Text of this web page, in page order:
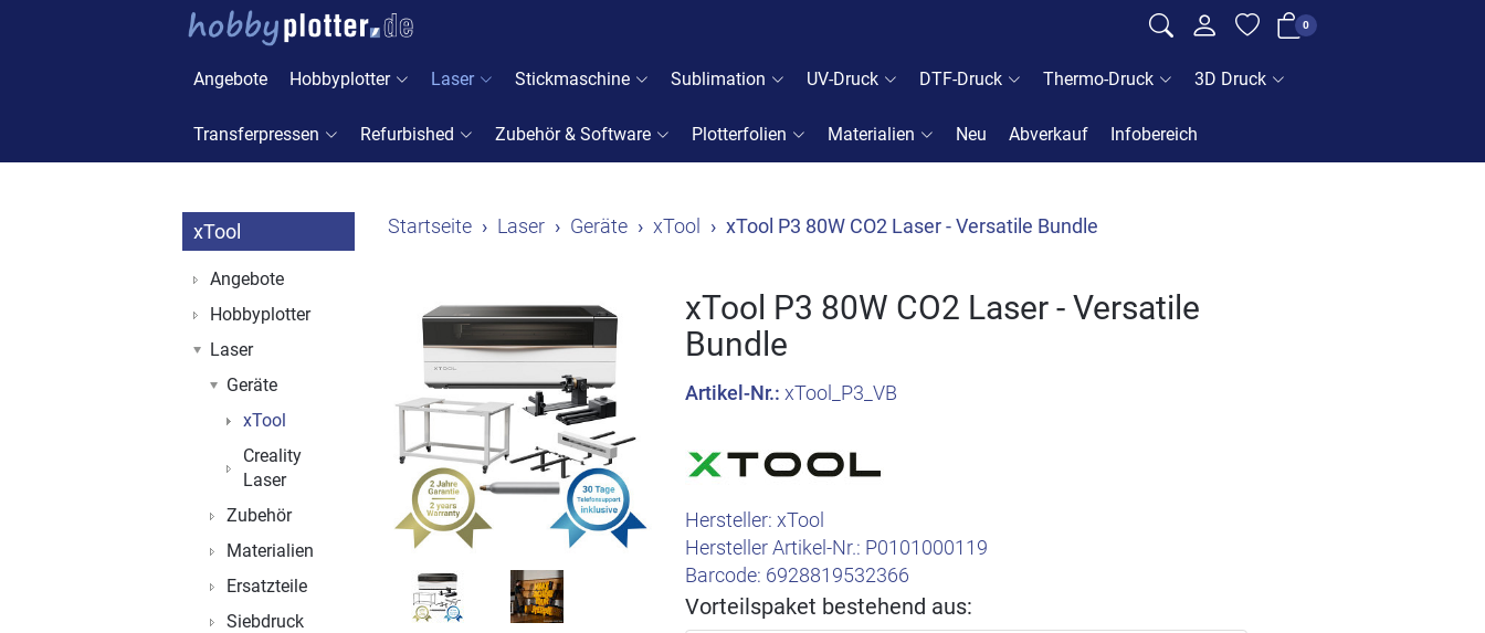
0
Angebote Hobbyplotter Laser Stickmaschine Sublimation UV-Druck DTF-Druck Thermo-Druck 3D Druck
Transferpressen Refurbished Zubehör & Software Plotterfolien Materialien Neu Abverkauf Infobereich
Startseite Laser Geräte xTool xTool P3 80W CO2 Laser - Versatile Bundle
xTool P3 80W CO2 Laser - Versatile
Bundle
Artikel-Nr.: xTool_P3_VB
Hersteller: xTool
Hersteller Artikel-Nr.: P0101000119
Barcode: 6928819532366
Vorteilspaket bestehend aus:
xTool
Angebote
Hobbyplotter
Laser
Geräte
xTool
Creality
Laser
Zubehör
Materialien
Ersatzteile
Siebdruck